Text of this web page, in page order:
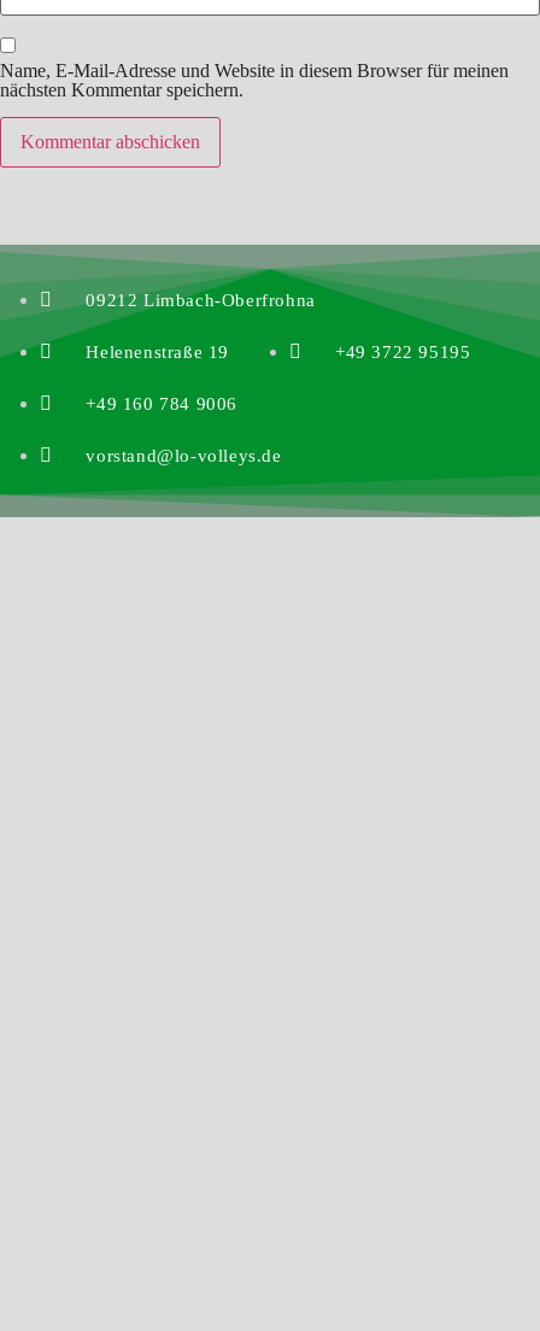
Name, E-Mail-Adresse und Website in diesem Browser für meinen
nächsten Kommentar speichern.
09212 Limbach-Oberfrohna
Helenenstraße 19 +49 3722 95195
+49 160 784 9006
vorstand@lo-volleys.de